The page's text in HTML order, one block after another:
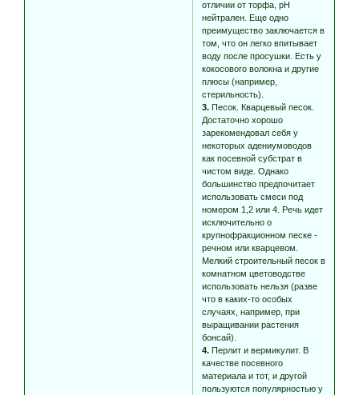
отличии от торфа, рН
нейтрален. Еще одно
преимущество заключается в
том, что он легко впитывает
воду после просушки. Есть у
кокосового волокна и другие
плюсы (например,
стерильность).
3. Песок. Кварцевый песок.
Достаточно хорошо
зарекомендовал себя у
некоторых адениумоводов
как посевной субстрат в
чистом виде. Однако
большинство предпочитает
использовать смеси под
номером 1,2 или 4. Речь идет
исключительно о
крупнофракционном песке -
речном или кварцевом.
Мелкий строительный песок в
комнатном цветоводстве
использовать нельзя (разве
что в каких-то особых
случаях, например, при
выращивании растения
бонсай).
4. Перлит и вермикулит. В
качестве посевного
материала и тот, и другой
пользуются популярностью у